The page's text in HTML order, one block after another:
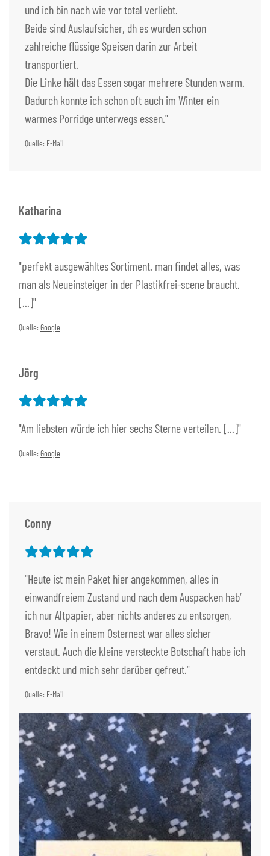
und ich bin nach wie vor total verliebt.
Beide sind Auslaufsicher, dh es wurden schon
zahlreiche flüssige Speisen darin zur Arbeit
transportiert.
Die Linke hält das Essen sogar mehrere Stunden warm.
Dadurch konnte ich schon oft auch im Winter ein
warmes Porridge unterwegs essen."
Quelle: E-Mail
Katharina
"perfekt ausgewähltes Sortiment. man findet alles, was
man als Neueinsteiger in der Plastikfrei-scene braucht.
[...]"
Quelle: Google
Jörg
"Am liebsten würde ich hier sechs Sterne verteilen. [...]"
Quelle: Google
Conny
"Heute ist mein Paket hier angekommen, alles in
einwandfreiem Zustand und nach dem Auspacken hab‘
ich nur Altpapier, aber nichts anderes zu entsorgen,
Bravo! Wie in einem Osternest war alles sicher
verstaut. Auch die kleine versteckte Botschaft habe ich
entdeckt und mich sehr darüber gefreut."
Quelle: E-Mail